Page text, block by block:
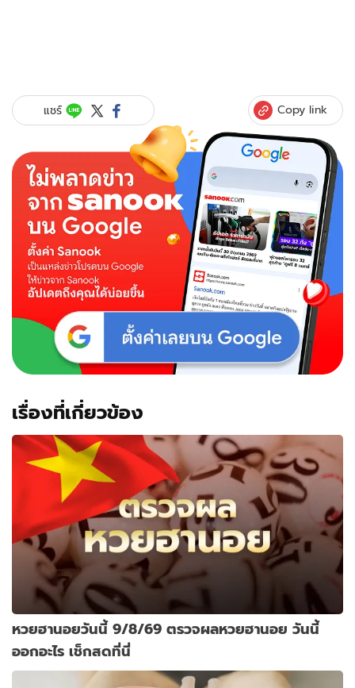
แชร์ Copy link
เรื่องที่เกี่ยวข้อง
หวยฮานอยวันนี้ 9/8/69 ตรวจผลหวยฮานอย วันนี้
ออกอะไร เช็กสดที่นี่